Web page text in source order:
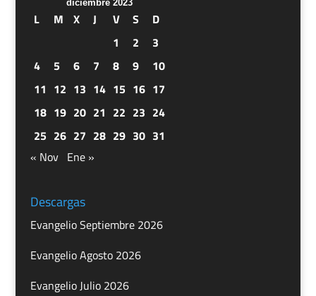
diciembre 2023
L M X J V S
D
1
2
3
4
5 6 7 8 9
10
11 12 13 14 15 16 17
18 19 20 21 22 23 24
25 26 27 28 29 30 31
« Nov Ene »
Descargas
Evangelio Septiembre 2026
Evangelio Agosto 2026
Evangelio Julio 2026